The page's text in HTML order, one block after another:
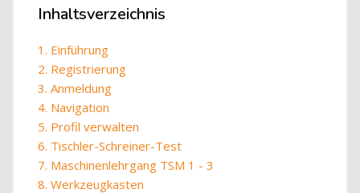
Inhaltsverzeichnis überspringen
Inhaltsverzeichnis
1. Einführung
2. Registrierung
3. Anmeldung
4. Navigation
5. Profil verwalten
6. Tischler-Schreiner-Test
7. Maschinenlehrgang TSM 1 - 3
8. Werkzeugkasten